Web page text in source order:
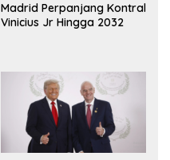
Madrid Perpanjang Kontral
Vinicius Jr Hingga 2032